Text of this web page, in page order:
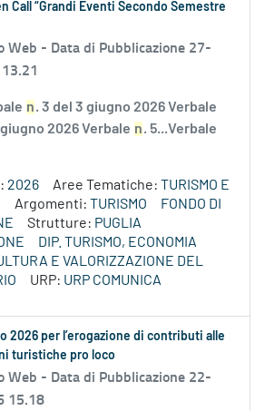
Call “Grandi Eventi Secondo Semestre
Web - Data di Pubblicazione 27-
n. 3 del 3 giugno 2026 Verbale
2026 Verbale n. 5...Verbale
2026 Aree Tematiche: TURISMO E
Argomenti: TURISMO
FONDO DI
Strutture: PUGLIA
DIP. TURISMO, ECONOMIA
E VALORIZZAZIONE DEL
URP: URP COMUNICA
2026 per l’erogazione di contributi alle
turistiche pro loco
Web - Data di Pubblicazione 22-
15.18